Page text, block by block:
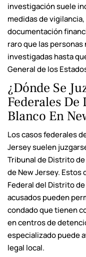
investigación suele
medidas de
documentación
raro que las
investigadas hasta
General de los
¿Dónde Se
Federales
Blanco En
Los casos federales
Jersey suelen
Tribunal de Distrito
de New Jersey. Estos
Federal del Distrito
acusados pueden
condado que tienen
en centros de
especializado puede
legal local.